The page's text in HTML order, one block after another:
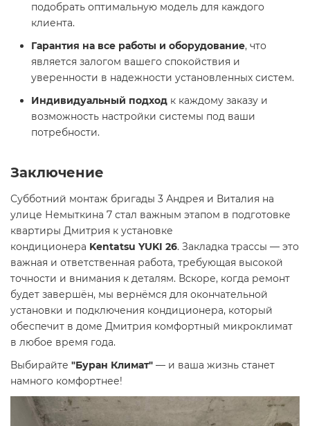
подобрать оптимальную модель для каждого
клиента.
Гарантия на все работы и оборудование, что
является залогом вашего спокойствия и
уверенности в надежности установленных систем.
Индивидуальный подход к каждому заказу и
возможность настройки системы под ваши
потребности.
Заключение
Субботний монтаж бригады 3 Андрея и Виталия на
улице Немыткина 7 стал важным этапом в подготовке
квартиры Дмитрия к установке
кондиционера Kentatsu YUKI 26. Закладка трассы — это
важная и ответственная работа, требующая высокой
точности и внимания к деталям. Вскоре, когда ремонт
будет завершён, мы вернёмся для окончательной
установки и подключения кондиционера, который
обеспечит в доме Дмитрия комфортный микроклимат
в любое время года.
Выбирайте "Буран Климат" — и ваша жизнь станет
намного комфортнее!